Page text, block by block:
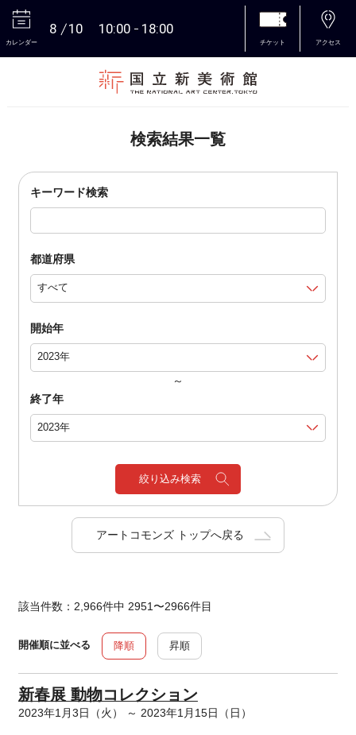
カレンダー
8 10 10:00 18:00
チケット アクセス
検索結果一覧
キーワード検索
都道府県
開始年
～
終了年
絞り込み検索
アートコモンズ トップへ戻る
該当件数：2,966件中 2951〜2966件目
開催順に並べる 降順 昇順
新春展 動物コレクション
2023年1月3日（火） ～ 2023年1月15日（日）